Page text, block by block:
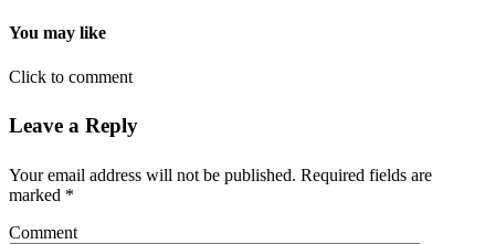
You may like
Click to comment
Leave a Reply
Your email address will not be published. Required fields are
marked *
Comment